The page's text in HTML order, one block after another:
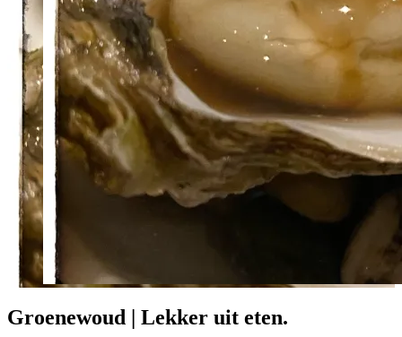
Groenewoud | Lekker uit eten.